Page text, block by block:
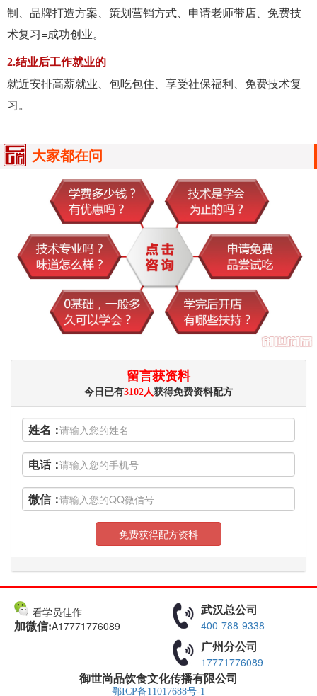
制、品牌打造方案、策划营销方式、申请老师带店、免费技
术复习=成功创业。
2.结业后工作就业的
就近安排高薪就业、包吃包住、享受社保福利、免费技术复
习。
大家都在问
留言获资料
今日已有3102人获得免费资料配方
姓名：
电话：
微信：
免费获得配方资料
看学员佳作
加微信:A17771776089
武汉总公司
400-788-9338
广州分公司
17771776089
御世尚品饮食文化传播有限公司
鄂ICP备11017688号-1